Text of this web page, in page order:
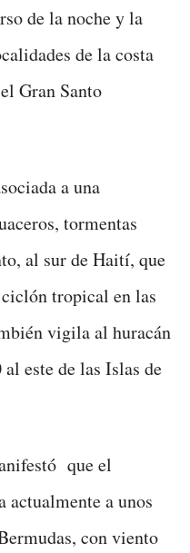
de la noche y la
de la costa
Gran Santo
a una
tormentas
al sur de Haití, que
tropical en las
vigila al huracán
este de las Islas de
que el
actualmente a unos
con viento